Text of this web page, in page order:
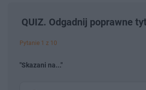
QUIZ. Odgadnij poprawne
Pytanie 1 z 10
"Skazani na..."